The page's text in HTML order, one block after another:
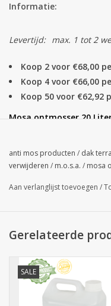
Informatie:
Levertijd: max. 1 tot 2
Koop 2 voor €68,00
Koop 4 voor €66,00
Koop 50 voor €62,92
Mosa ontmosser 20
klinkers, tuinmeubelen,
werk, super snel én
Biocide
zware arbeidsuren,
Officieel erkend door het
tijdelijke actie!
inclusief
binnen 2 werkdagen!
U
anti mos producten / dak
verwijderen / m.o.s.a. / mosa
Aan verlanglijst toevoegen /
Gerelateerde
SALE